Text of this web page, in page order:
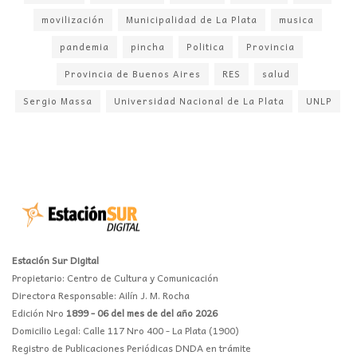
movilización
Municipalidad de La Plata
musica
pandemia
pincha Politica
Provincia
Provincia de Buenos Aires
RES
salud
Sergio Massa
Universidad Nacional de La Plata UNLP
Estación Sur Digital
Propietario: Centro de Cultura y Comunicación
Directora Responsable: Ailín J. M. Rocha
Edición Nro 1899 - 06 del mes de del año 2026
Domicilio Legal: Calle 117 Nro 400 - La Plata (1900)
Registro de Publicaciones Periódicas DNDA en trámite